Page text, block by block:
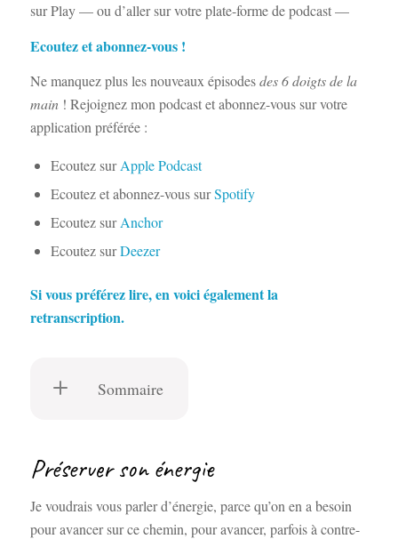
sur Play — ou d’aller sur votre plate-forme de podcast —
Ecoutez et abonnez-vous !
Ne manquez plus les nouveaux épisodesdes 6 doigts de la
main! Rejoignez mon podcast et abonnez-vous sur votre
application préférée :
Ecoutez surApple Podcast
Ecoutez et abonnez-vous surSpotify
Ecoutez surAnchor
Ecoutez surDeezer
Si vous préférez lire, en voici également la
retranscription.
Sommaire
Préserver son énergie
Je voudrais vous parler d’énergie, parce qu’on en a besoin
pour avancer sur ce chemin, pour avancer, parfois à contre-